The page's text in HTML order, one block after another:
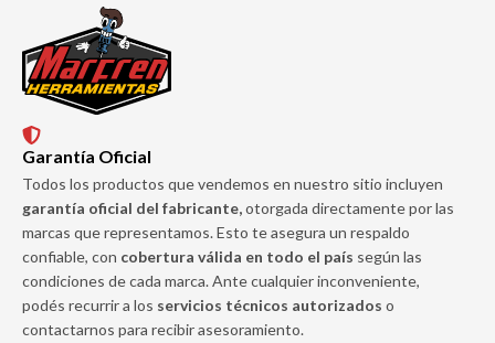
Garantía Oficial
Todos los productos que vendemos en nuestro sitio incluyen
garantía oficial del fabricante,otorgada directamente por las
marcas que representamos. Esto te asegura un respaldo
confiable, con cobertura válida en todo el país según las
condiciones de cada marca. Ante cualquier inconveniente,
podés recurrir a los servicios técnicos autorizados o
contactarnos para recibir asesoramiento.